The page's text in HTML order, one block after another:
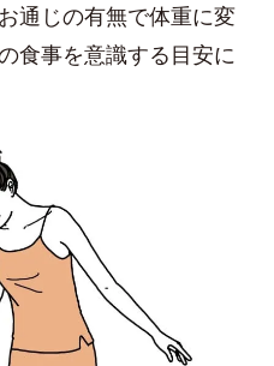
通じの有無で体重に変
食事を意識する目安に